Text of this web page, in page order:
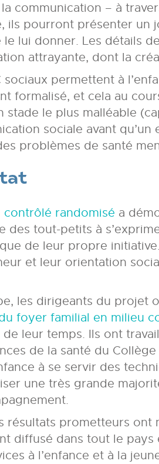
communication – à
ils pourront présenter un
le lui donner. Les détails
attrayante, dont la
sociaux permettent à
formalisé, et cela au
stade le plus malléable
sociale avant
problèmes de santé
contrôlé randomisé a
des tout-petits à
de leur propre
et leur orientation
les dirigeants du projet
foyer familial en milieu
leur temps. Ils ont
de la santé du
à se servir des
une très grande
résultats prometteurs ont
diffusé dans tout le
à l’enfance et à la